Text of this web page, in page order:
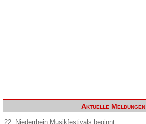
Aktuelle Meldungen
22. Niederrhein Musikfestivals beginnt